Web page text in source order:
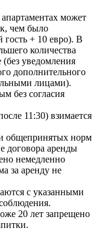
может
чем было
гость + 10 евро). В
количества
(без уведомления
дополнительного
лицами).
без согласия
11:30) взимается
общепринятых норм
договора аренды
немедленно
за аренду не
с указанными
20 лет запрещено